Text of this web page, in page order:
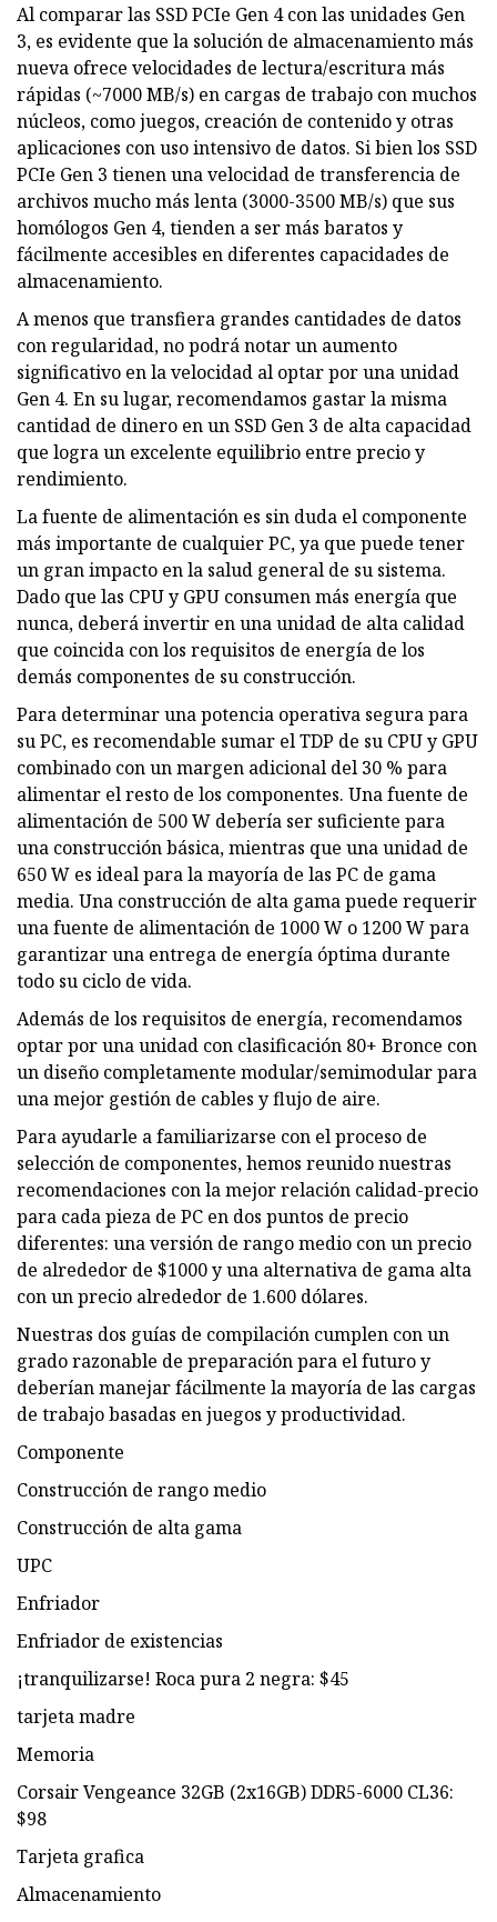
Al comparar las SSD PCIe Gen 4 con las unidades Gen
3, es evidente que la solución de almacenamiento más
nueva ofrece velocidades de lectura/escritura más
rápidas (~7000 MB/s) en cargas de trabajo con muchos
núcleos, como juegos, creación de contenido y otras
aplicaciones con uso intensivo de datos. Si bien los SSD
PCIe Gen 3 tienen una velocidad de transferencia de
archivos mucho más lenta (3000-3500 MB/s) que sus
homólogos Gen 4, tienden a ser más baratos y
fácilmente accesibles en diferentes capacidades de
almacenamiento.
A menos que transfiera grandes cantidades de datos
con regularidad, no podrá notar un aumento
significativo en la velocidad al optar por una unidad
Gen 4. En su lugar, recomendamos gastar la misma
cantidad de dinero en un SSD Gen 3 de alta capacidad
que logra un excelente equilibrio entre precio y
rendimiento.
La fuente de alimentación es sin duda el componente
más importante de cualquier PC, ya que puede tener
un gran impacto en la salud general de su sistema.
Dado que las CPU y GPU consumen más energía que
nunca, deberá invertir en una unidad de alta calidad
que coincida con los requisitos de energía de los
demás componentes de su construcción.
Para determinar una potencia operativa segura para
su PC, es recomendable sumar el TDP de su CPU y GPU
combinado con un margen adicional del 30 % para
alimentar el resto de los componentes. Una fuente de
alimentación de 500 W debería ser suficiente para
una construcción básica, mientras que una unidad de
650 W es ideal para la mayoría de las PC de gama
media. Una construcción de alta gama puede requerir
una fuente de alimentación de 1000 W o 1200 W para
garantizar una entrega de energía óptima durante
todo su ciclo de vida.
Además de los requisitos de energía, recomendamos
optar por una unidad con clasificación 80+ Bronce con
un diseño completamente modular/semimodular para
una mejor gestión de cables y flujo de aire.
Para ayudarle a familiarizarse con el proceso de
selección de componentes, hemos reunido nuestras
recomendaciones con la mejor relación calidad-precio
para cada pieza de PC en dos puntos de precio
diferentes: una versión de rango medio con un precio
de alrededor de $1000 y una alternativa de gama alta
con un precio alrededor de 1.600 dólares.
Nuestras dos guías de compilación cumplen con un
grado razonable de preparación para el futuro y
deberían manejar fácilmente la mayoría de las cargas
de trabajo basadas en juegos y productividad.
Componente
Construcción de rango medio
Construcción de alta gama
UPC
Enfriador
Enfriador de existencias
¡tranquilizarse! Roca pura 2 negra: $45
tarjeta madre
Memoria
Corsair Vengeance 32GB (2x16GB) DDR5-6000 CL36:
$98
Tarjeta grafica
Almacenamiento